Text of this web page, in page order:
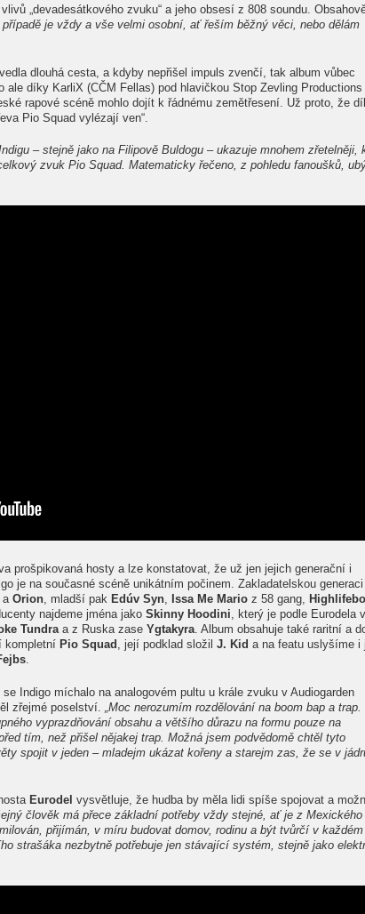
„devadesátkového zvuku“ a jeho obsesí z 808 soundu.
případě je vždy a vše velmi osobní, ať řeším běžný věci, nebo dělám
dlouhá cesta, a kdyby nepřišel impuls zvenčí, tak album vůbec
díky KarliX (CČM Fellas) pod hlavičkou Stop Zevling Productions
rapové scéně mohlo dojít k řádnému zemětřesení. Už proto, že
Pio Squad vylézají ven“.
– stejně jako na Filipově Buldogu – ukazuje mnohem zřetelněji,
zvuk Pio Squad. Matematicky řečeno, z pohledu fanoušků,
prošpikovaná hosty a lze konstatovat, že už jen jejich generační i
je na současné scéně unikátním počinem. Zakladatelskou generaci
a Orion, mladší pak Edúv Syn, Issa Me Mario z 58 gang,
najdeme jména jako Skinny Hoodini, který je podle Eurodela
Tundraa z Ruska zase Ygtakyra. Album obsahuje také raritní a
kompletní Pio Squad , její podklad složil J. Kid a na featu uslyšíme i
.
Indigo míchalo na analogovém pultu u krále zvuku v Audiogarden
zřejmé poselství.
„Moc nerozumím rozdělování na boom bap a trap.
vyprazdňování obsahu a většího důrazu na formu pouze na
tím, než přišel nějakej trap. Možná jsem podvědomě chtěl tyto
spojit v jeden – mladejm ukázat kořeny a starejm zas, že se v
Eurodel vysvětluje, že hudba by měla lidi spíše spojovat a
člověk má přece základní potřeby vždy stejné, ať je z Mexického
přijímán, v míru budovat domov, rodinu a být tvůrčí v každém
strašáka nezbytně potřebuje jen stávající systém, stejně jako